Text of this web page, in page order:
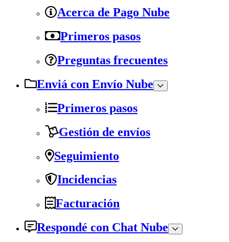
Acerca de Pago Nube
Primeros pasos
Preguntas frecuentes
Enviá con Envío Nube
Primeros pasos
Gestión de envíos
Seguimiento
Incidencias
Facturación
Respondé con Chat Nube